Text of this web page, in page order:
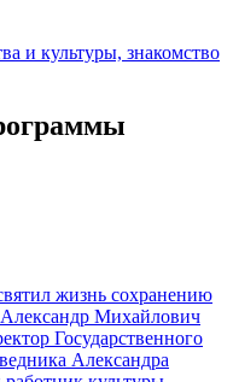
и культуры, знакомство
жизнь сохранению
Александр Михайлович
Государственного
Александра